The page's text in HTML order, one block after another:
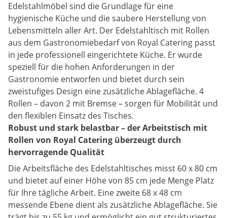
Edelstahlmöbel sind die Grundlage für eine
hygienische Küche und die saubere Herstellung von
Lebensmitteln aller Art. Der Edelstahltisch mit Rollen
aus dem Gastronomiebedarf von Royal Catering passt
in jede professionell eingerichtete Küche. Er wurde
speziell für die hohen Anforderungen in der
Gastronomie entworfen und bietet durch sein
zweistufiges Design eine zusätzliche Ablagefläche. 4
Rollen – davon 2 mit Bremse – sorgen für Mobilität und
den flexiblen Einsatz des Tisches.
Robust und stark belastbar – der Arbeitstisch mit
Rollen von Royal Catering überzeugt durch
hervorragende Qualität
Die Arbeitsfläche des Edelstahltisches misst 60 x 80 cm
und bietet auf einer Höhe von 85 cm jede Menge Platz
für Ihre tägliche Arbeit. Eine zweite 68 x 48 cm
messende Ebene dient als zusätzliche Ablagefläche. Sie